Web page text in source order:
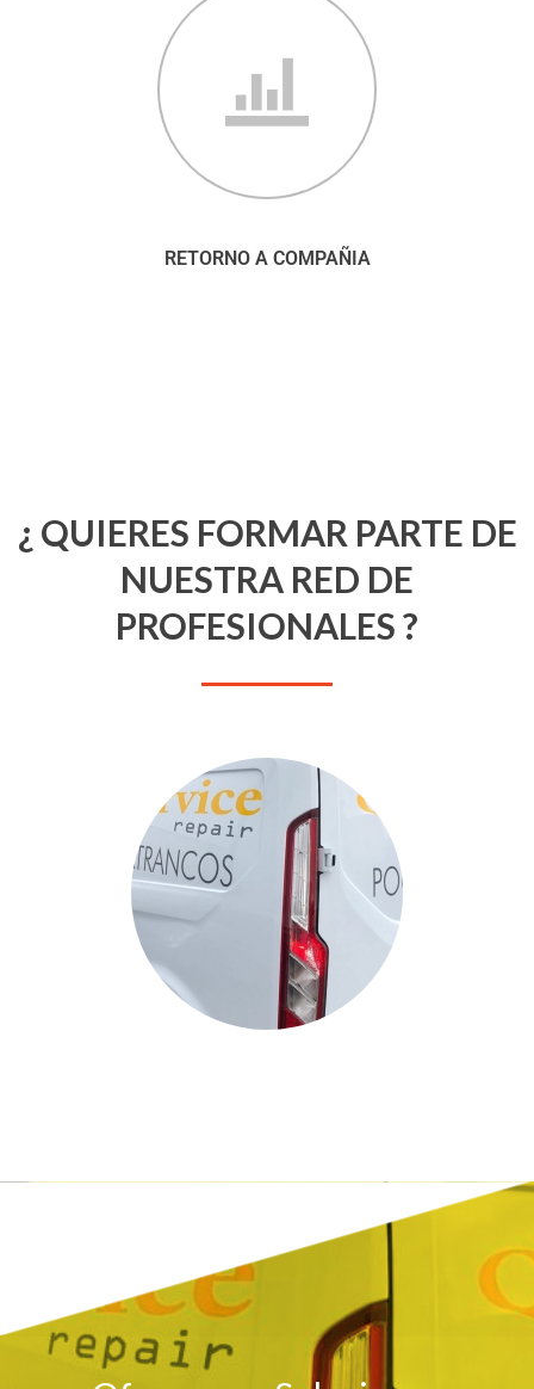
RETORNO A COMPAÑIA
¿ QUIERES FORMAR PARTE DE
NUESTRA RED DE
PROFESIONALES ?